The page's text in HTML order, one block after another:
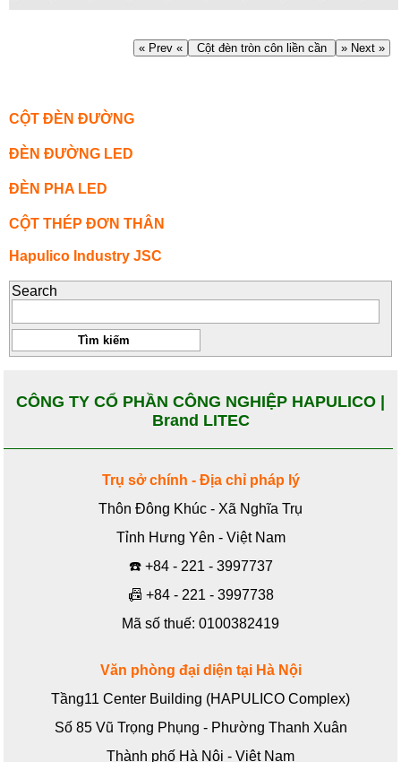
« Prev « Cột đèn tròn côn liền cần » Next »
CỘT ĐÈN ĐƯỜNG
ĐÈN ĐƯỜNG LED
ĐÈN PHA LED
CỘT THÉP ĐƠN THÂN
Hapulico Industry JSC
Search
CÔNG TY CỔ PHẦN CÔNG NGHIỆP HAPULICO |
Brand LITEC
Trụ sở chính - Địa chỉ pháp lý
Thôn Đông Khúc - Xã Nghĩa Trụ
Tỉnh Hưng Yên - Việt Nam
☎️ +84 - 221 - 3997737
📠 +84 - 221 - 3997738
Mã số thuế: 0100382419
Văn phòng đại diện tại Hà Nội
Tầng11 Center Building (HAPULICO Complex)
Số 85 Vũ Trọng Phụng - Phường Thanh Xuân
Thành phố Hà Nội - Việt Nam